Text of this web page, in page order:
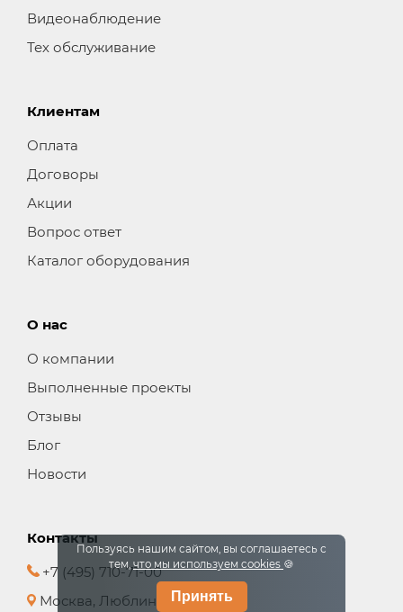
Видеонаблюдение
Тех обслуживание
Клиентам
Оплата
Договоры
Акции
Вопрос ответ
Каталог оборудования
О нас
О компании
Выполненные проекты
Отзывы
Блог
Новости
Контакты
+7 (495) 710-71-00
Москва, Люблинская, 42
Пользуясь нашим сайтом, вы соглашаетесь с
тем,что мы используем cookies 🍪
Принять